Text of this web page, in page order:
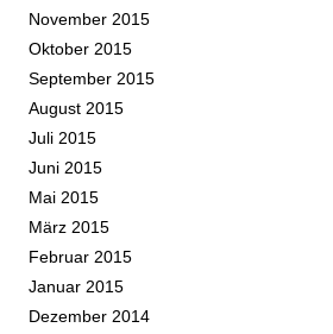
November 2015
Oktober 2015
September 2015
August 2015
Juli 2015
Juni 2015
Mai 2015
März 2015
Februar 2015
Januar 2015
Dezember 2014